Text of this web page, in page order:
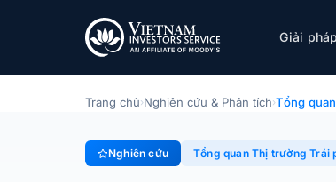
Giải
Tổng quan Thị trường Trái phiếu
Chuyên đề · Tổng quan Thị trường Trái
Trang chủ›Nghiên cứu & Phân tích›Tổng
Nghiên cứu Tổng quan Thị trường Trái